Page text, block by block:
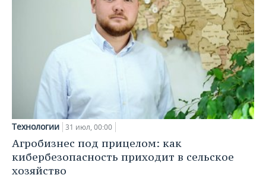
Технологии 31 июл, 00:00
Агробизнес под прицелом: как
кибербезопасность приходит в сельское
хозяйство